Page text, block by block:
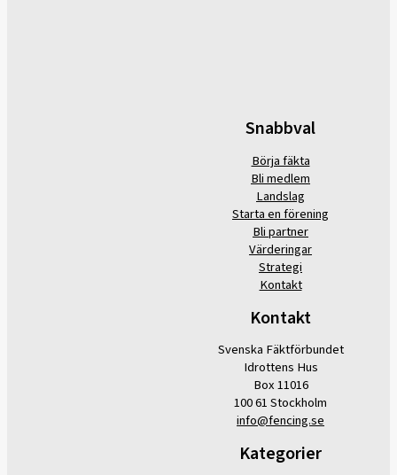
Snabbval
Börja fäkta
Bli medlem
Landslag
Starta en förening
Bli partner
Värderingar
Strategi
Kontakt
Kontakt
Svenska Fäktförbundet
Idrottens Hus
Box 11016
100 61 Stockholm
info@fencing.se
Kategorier